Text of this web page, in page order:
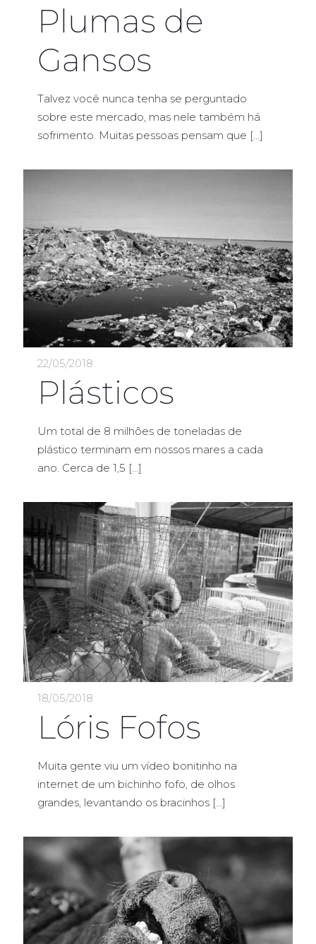
Plumas de
Gansos
Talvez você nunca tenha se perguntado
sobre este mercado, mas nele também há
sofrimento. Muitas pessoas pensam que […]
22/05/2018
Plásticos
Um total de 8 milhões de toneladas de
plástico terminam em nossos mares a cada
ano. Cerca de 1,5 […]
18/05/2018
Lóris Fofos
Muita gente viu um vídeo bonitinho na
internet de um bichinho fofo, de olhos
grandes, levantando os bracinhos […]